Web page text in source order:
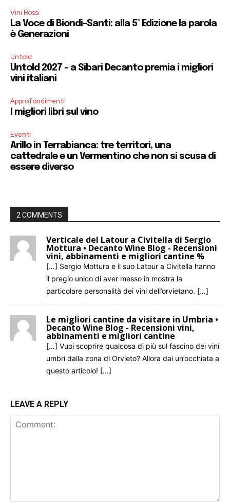
Vini Rossi
La Voce di Biondi-Santi: alla 5° Edizione la parola
è Generazioni
Untold
Untold 2027 – a Sibari Decanto premia i migliori
vini italiani
Approfondimenti
I migliori libri sul vino
Eventi
Arillo in Terrabianca: tre territori, una
cattedrale e un Vermentino che non si scusa di
essere diverso
2 COMMENTS
Verticale del Latour a Civitella di Sergio
Mottura • Decanto Wine Blog - Recensioni
vini, abbinamenti e migliori cantine %
[…] Sergio Mottura e il suo Latour a Civitella hanno
il pregio unico di aver messo in mostra la
particolare personalità dei vini dell’orvietano. […]
Le migliori cantine da visitare in Umbria •
Decanto Wine Blog - Recensioni vini,
abbinamenti e migliori cantine
[…] Vuoi scoprire qualcosa di più sul fascino dei vini
umbri dalla zona di Orvieto? Allora dai un’occhiata a
questo articolo! […]
LEAVE A REPLY